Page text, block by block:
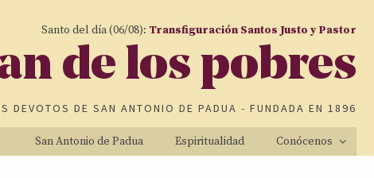
Santo del día (06/08): Transfiguración Santos Justo y Pastor
de los pobres
DEVOTOS DE SAN ANTONIO DE PADUA - FUNDADA EN 1896
San Antonio de Padua Espiritualidad Conócenos